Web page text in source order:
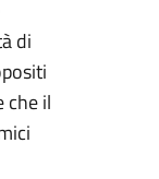
di
che il